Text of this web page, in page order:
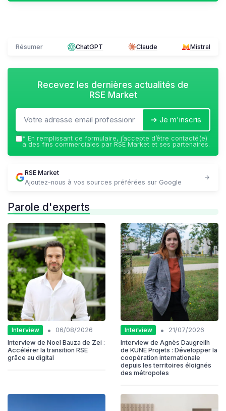
Résumer ChatGPT Claude Mistral
Recevez les dernières actualités de
RSE Market
➔ Je m'inscris
* En remplissant ce formulaire, j’accepte d’être contacté(e)
à des fins commerciales par RSE Market et ses partenaires.
RSE Market
Ajoutez-nous à vos sources préférées sur Google
Parole d'experts
Interview •
06/08/2026
Interview de Noel Bauza de Zei :
Accélérer la transition RSE
grâce au digital
Interview •
21/07/2026
Interview de Agnès Daugreilh
de KUNE Projets : Développer la
coopération internationale
depuis les territoires éloignés
des métropoles